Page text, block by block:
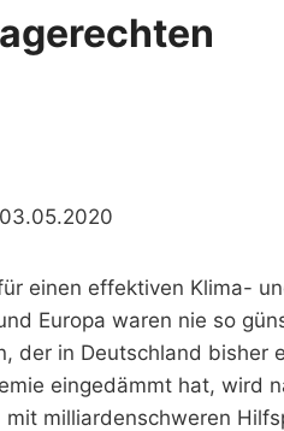
einen effektiven Klima-
Europa waren nie so
der in Deutschland bisher
eingedämmt hat, wird
milliardenschweren